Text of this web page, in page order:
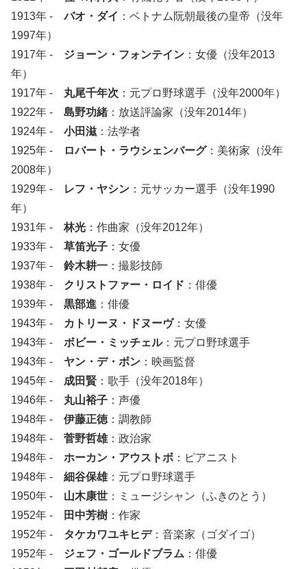
1913年 -バオ・ダイ ：ベトナム阮朝最後の皇帝（没年
1997年）
1917年 - ジョーン・フォンテイン ：女優（没年2013
年）
1917年 - 丸尾千年次 ：元プロ野球選手（没年2000年）
1922年 - 島野功緒 ：放送評論家（没年2014年）
1924年 - 小田滋 ：法学者
1925年 -
ロバート・ラウシェンバーグ：美術家（没年
2008年）
1929年 -
レフ・ヤシン ：元サッカー選手（没年1990
年）
1931年 - 林光 ：作曲家（没年2012年）
1933年 - 草笛光子 ：女優
1937年 - 鈴木耕一 ：撮影技師
1938年 - クリストファー・ロイド ：俳優
1939年 - 黒部進 ：俳優
1943年 - カトリーヌ・ドヌーヴ：女優
1943年 - ボビー・ミッチェル：元プロ野球選手
1943年 - ヤン・デ・ボン ：映画監督
1945年 - 成田賢 ：歌手（没年2018年）
1946年 - 丸山裕子 ：声優
1948年 - 伊藤正徳：調教師
1948年 - 菅野哲雄：政治家
1948年 - ホーカン・アウストボ ：ピアニスト
1948年 - 細谷保雄：元プロ野球選手
1950年 - 山木康世 ：ミュージシャン（ふきのとう）
1952年 -
田中芳樹 ：作家
1952年 - タケカワユキヒデ：音楽家（ゴダイゴ）
1952年 - ジェフ・ゴールドブラム ：俳優